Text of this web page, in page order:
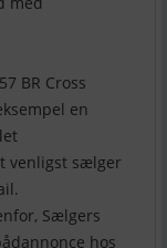
BR Cross
en
venligst sælger
Sælgers
hos